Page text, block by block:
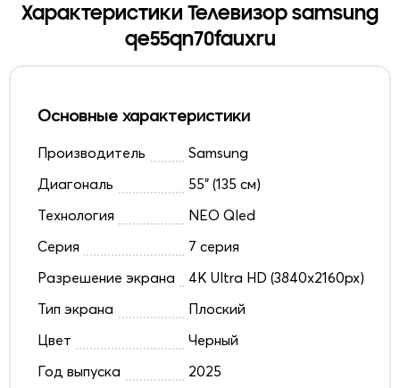
Характеристики Телевизор samsung
qe55qn70fauxru
Основные характеристики
Производитель
Samsung
Диагональ
55" (135 см)
Технология
NEO Qled
Серия
7 серия
Разрешение экрана
4K Ultra HD (3840x2160px)
Тип экрана
Плоский
Цвет
Черный
Год выпуска
2025